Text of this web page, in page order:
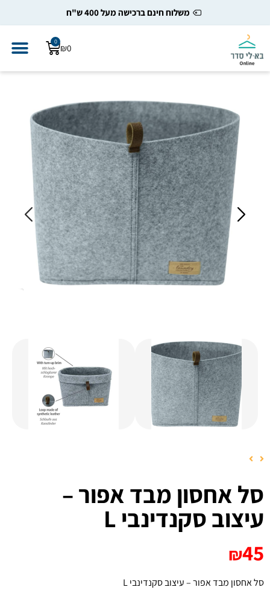
משלוח חינם ברכישה מעל 400 ש"ח
₪
0
סל אחסון מבד אפור –
עיצוב סקנדינבי L
₪45
סל אחסון מבד אפור – עיצוב סקנדינבי L